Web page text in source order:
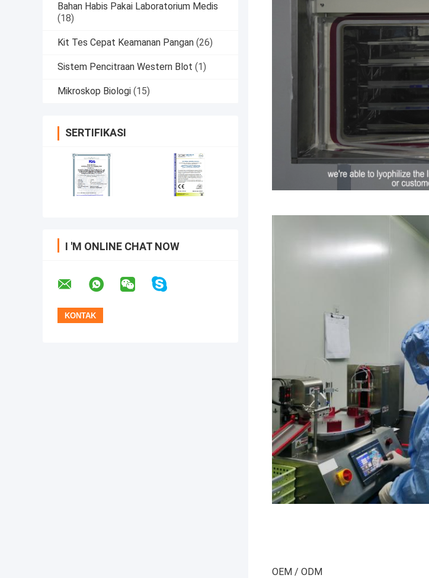
Bahan Habis Pakai Laboratorium Medis
(18)
Kit Tes Cepat Keamanan Pangan (26)
Sistem Pencitraan Western Blot (1)
Mikroskop Biologi (15)
SERTIFIKASI
I 'M ONLINE CHAT NOW
OEM / ODM